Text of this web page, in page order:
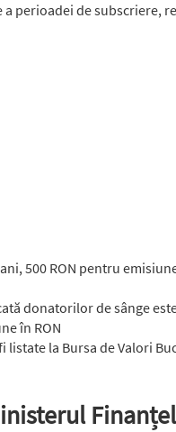
perioadei de subscriere,
500 RON pentru
donatorilor de sânge
în RON
listate la Bursa de Valori